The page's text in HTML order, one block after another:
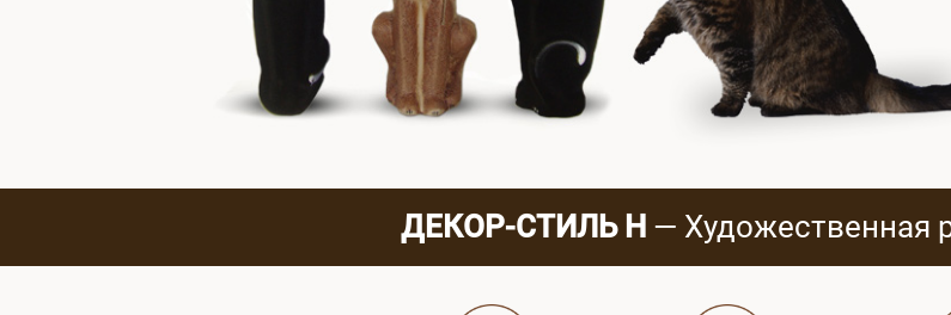
ДЕКОР-СТИЛЬ Н — Художественная